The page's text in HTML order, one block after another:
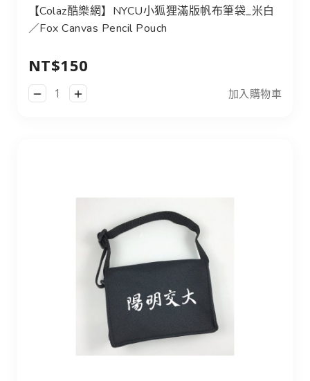
【Colaz酷樂網】NYCU小狐狸滿版帆布筆袋_米白
／Fox Canvas Pencil Pouch
NT$150
加入購物車